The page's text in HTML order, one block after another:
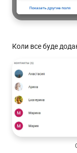
Коли все буде